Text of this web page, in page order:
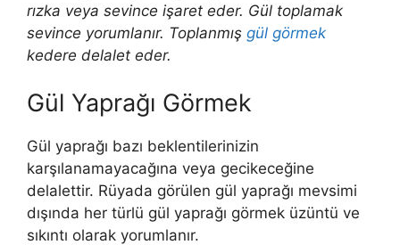
rızka veya sevince işaret eder. Gül toplamak
sevince yorumlanır. Toplanmış gül görmek
kedere delalet eder.
Gül Yaprağı Görmek
Gül yaprağı bazı beklentilerinizin
karşılanamayacağına veya gecikeceğine
delalettir. Rüyada görülen gül yaprağı mevsimi
dışında her türlü gül yaprağı görmek üzüntü ve
sıkıntı olarak yorumlanır.